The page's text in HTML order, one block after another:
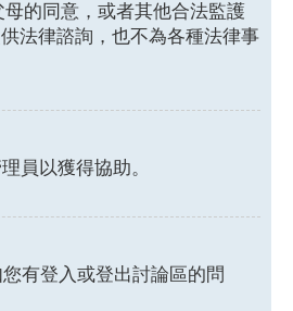
的同意，或者其他合法監護
法律諮詢，也不為各種法律事
員以獲得協助。
有登入或登出討論區的問